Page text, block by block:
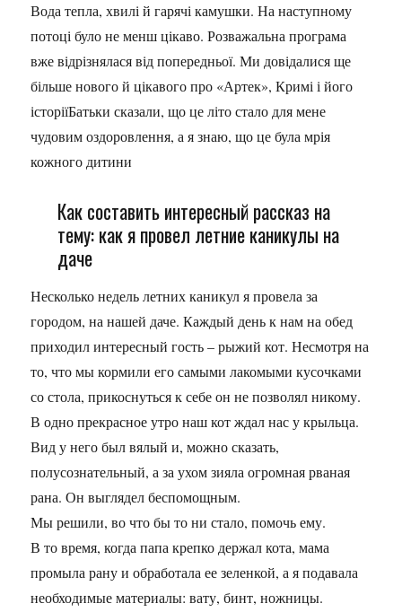
Вода тепла, хвилі й гарячі камушки. На наступному
потоці було не менш цікаво. Розважальна програма
вже відрізнялася від попередньої. Ми довідалися ще
більше нового й цікавого про «Артек», Кримі і його
історіїБатьки сказали, що це літо стало для мене
чудовим оздоровлення, а я знаю, що це була мрія
кожного дитини
Как составить интересный рассказ на
тему: как я провел летние каникулы на
даче
Несколько недель летних каникул я провела за
городом, на нашей даче. Каждый день к нам на обед
приходил интересный гость – рыжий кот. Несмотря на
то, что мы кормили его самыми лакомыми кусочками
со стола, прикоснуться к себе он не позволял никому.
В одно прекрасное утро наш кот ждал нас у крыльца.
Вид у него был вялый и, можно сказать,
полусознательный, а за ухом зияла огромная рваная
рана. Он выглядел беспомощным.
Мы решили, во что бы то ни стало, помочь ему.
В то время, когда папа крепко держал кота, мама
промыла рану и обработала ее зеленкой, а я подавала
необходимые материалы: вату, бинт, ножницы.